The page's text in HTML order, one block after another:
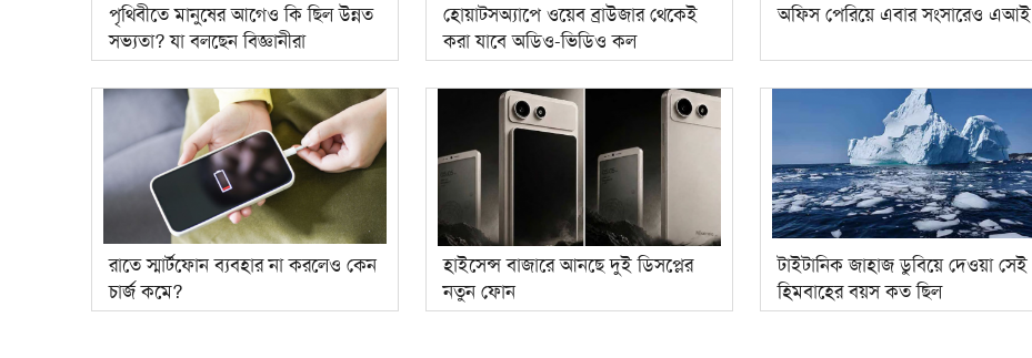
পৃথিবীতে মানুষের আগেও কি ছিল উন্নত
সভ্যতা? যা বলছেন বিজ্ঞানীরা
হোয়াটসঅ্যাপে ওয়েব ব্রাউজার থেকেই
করা যাবে অডিও-ভিডিও কল
অফিস পেরিয়ে এবার সংসারেও এআই
রাতে স্মার্টফোন ব্যবহার না করলেও কেন
চার্জ কমে?
হাইসেন্স বাজারে আনছে দুই ডিসপ্লের
নতুন ফোন
টাইটানিক জাহাজ ডুবিয়ে দেওয়া সেই
হিমবাহের বয়স কত ছিল